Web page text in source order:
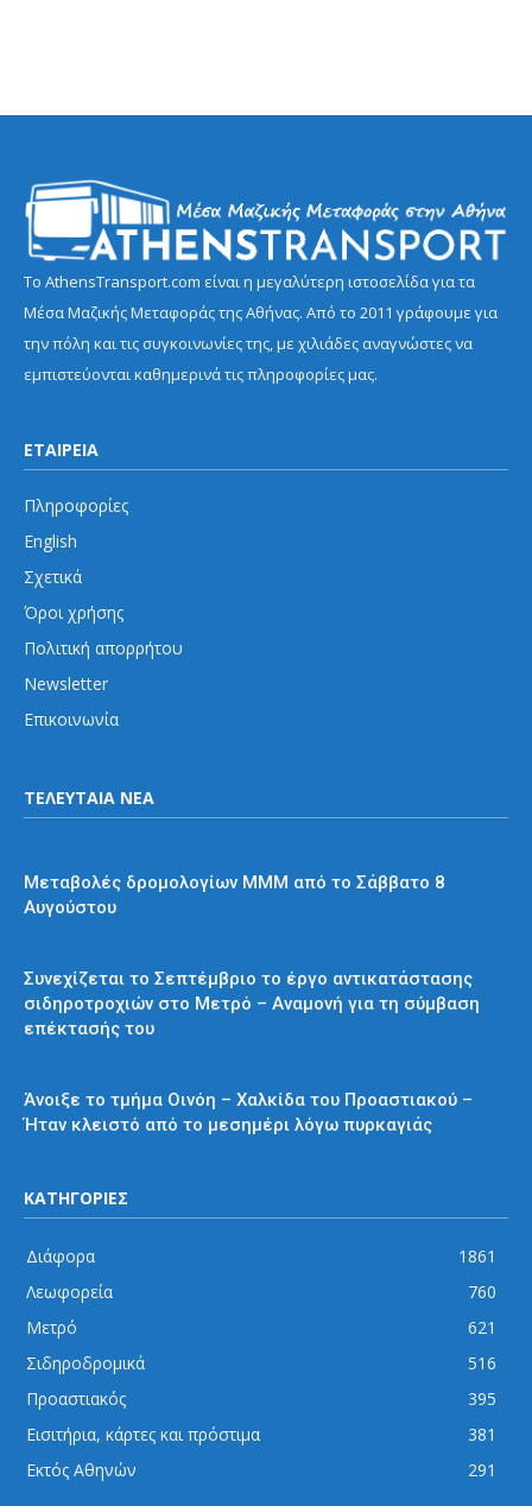
Το AthensTransport.com είναι η μεγαλύτερη ιστοσελίδα για τα
Μέσα Μαζικής Μεταφοράς της Αθήνας. Από το 2011 γράφουμε για
την πόλη και τις συγκοινωνίες της, με χιλιάδες αναγνώστες να
εμπιστεύονται καθημερινά τις πληροφορίες μας.
ΕΤΑΙΡΕΙΑ
Πληροφορίες
English
Σχετικά
Όροι χρήσης
Πολιτική απορρήτου
Newsletter
Επικοινωνία
ΤΕΛΕΥΤΑΙΑ ΝΕΑ
Μεταβολές δρομολογίων ΜΜΜ από το Σάββατο 8
Αυγούστου
Συνεχίζεται το Σεπτέμβριο το έργο αντικατάστασης
σιδηροτροχιών στο Μετρό – Αναμονή για τη σύμβαση
επέκτασής του
Άνοιξε το τμήμα Οινόη – Χαλκίδα του Προαστιακού –
Ήταν κλειστό από το μεσημέρι λόγω πυρκαγιάς
ΚΑΤΗΓΟΡΙΕΣ
Διάφορα
1861
Λεωφορεία
760
Μετρό
621
Σιδηροδρομικά
516
Προαστιακός
395
Εισιτήρια, κάρτες και πρόστιμα
381
Εκτός Αθηνών
291